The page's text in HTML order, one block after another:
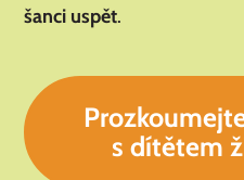
šanci uspět.
s dítětem